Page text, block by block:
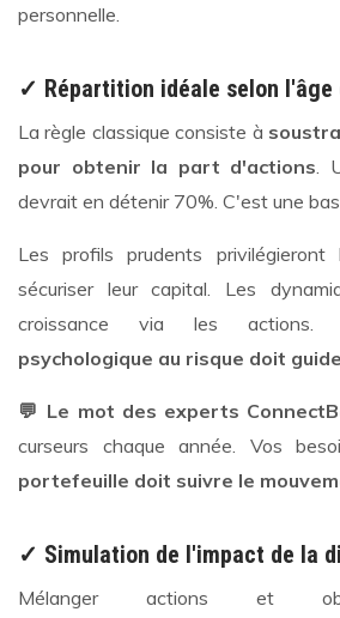
personnelle.
✓ Répartition idéale selon
La règle classique consiste à
pour obtenir la part d'actions .
devrait en détenir 70%. C'est une
Les profils prudents privilégieront
sécuriser leur capital. Les
croissance via les actions.
psychologique au risque doit
💬 Le mot des experts
curseurs chaque année. Vos
portefeuille doit suivre le
✓ Simulation de l'impact de la
Mélanger actions et